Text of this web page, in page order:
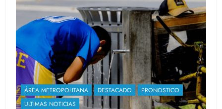
ÁREA METROPOLITANA DESTACADO
PRONOSTICO
ULTIMAS NOTICIAS